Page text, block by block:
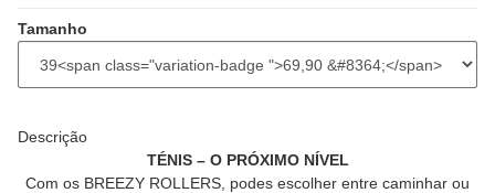
Tamanho
Descrição
TÉNIS – O PRÓXIMO NÍVEL
Com os BREEZY ROLLERS, podes escolher entre caminhar ou